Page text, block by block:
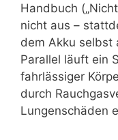
Handbuch
nicht aus –
dem Akku selbst
Parallel läuft ein
fahrlässiger
durch
Lungenschäden